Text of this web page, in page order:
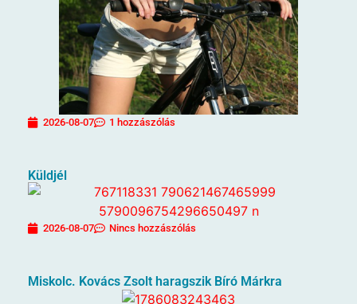
2026-08-07 1 hozzászólás
Küldjél
2026-08-07 Nincs hozzászólás
Miskolc. Kovács Zsolt haragszik Bíró Márkra